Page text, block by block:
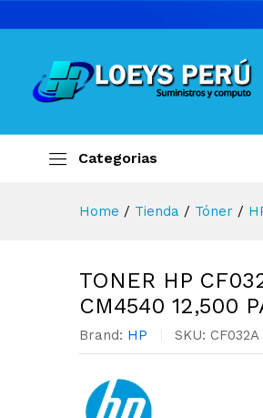
Categorias
Home / Tienda / Tóner /
TONER HP
CM4540 12,500
Brand: HP SKU: CF032A
Descripción del